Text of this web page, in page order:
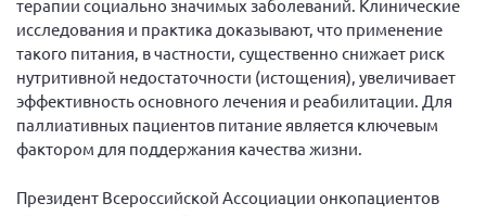
Конференция ОООИБРС 2025
Экспертный совет ОООИБРС 2025
Конференция ОООИБРС 2024
Конференция ОООИБРС 2023
Конференция ОООИБРС 2021
терапии социально значимых заболеваний. Клинические
исследования и практика доказывают, что применение
такого питания, в частности, существенно снижает риск
нутритивной недостаточности (истощения), увеличивает
эффективность основного лечения и реабилитации. Для
паллиативных пациентов питание является ключевым
фактором для поддержания качества жизни.
Президент Всероссийской Ассоциации онкопациентов